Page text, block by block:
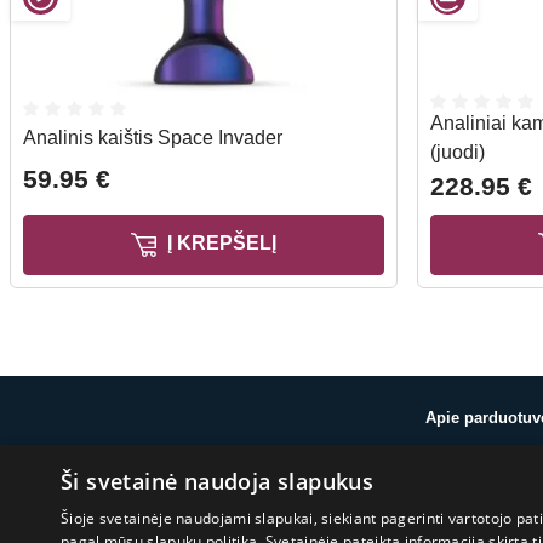
Analinis kaištis Space Invader
59.95 €
Į KREPŠELĮ
Analiniai
(juodi)
228.95 €
Apie
Blogas
Ši svetainė naudoja slapukus
Šioje svetainėje naudojami slapukai, siekiant pagerinti vartotojo